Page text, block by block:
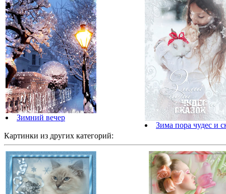
Зимний вечер
Зима пора чудес и
Картинки из других категорий: